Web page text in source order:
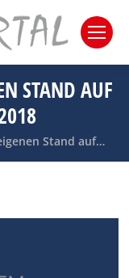
STAND AUF
Stand auf…